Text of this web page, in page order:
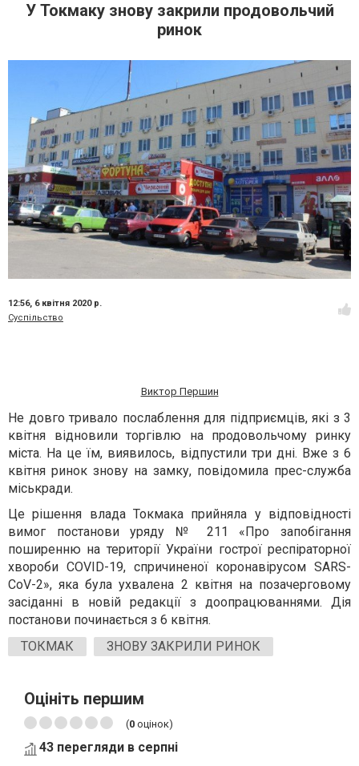
У Токмаку знову закрили продовольчий
ринок
12:56, 6 квітня 2020 р.
Суспільство
Виктор Першин
Не довго тривало послаблення для підприємців, які з 3
квітня відновили торгівлю на продовольчому ринку
міста. На це їм, виявилось, відпустили три дні. Вже з 6
квітня ринок знову на замку, повідомила прес-служба
міськради.
Це рішення влада Токмака прийняла у відповідності
вимог постанови уряду № 211 «Про запобігання
поширенню на території України гострої респіраторної
хвороби COVID-19, спричиненої коронавірусом SARS-
CoV-2», яка була ухвалена 2 квітня на позачерговому
засіданні в новій редакції з доопрацюваннями. Дія
постанови починається з 6 квітня.
ТОКМАК
ЗНОВУ ЗАКРИЛИ РИНОК
Оцініть першим
(0 оцінок)
43 перегляди в серпні